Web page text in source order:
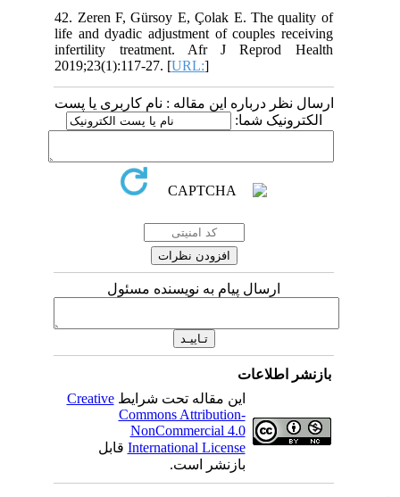
42. Zeren F, Gürsoy E, Çolak E. The quality of
life and dyadic adjustment of couples receiving
infertility treatment. Afr J Reprod Health
2019;23(1):117-27. [URL:
ارسال نظر درباره این مقاله : نام کاربری یا پست
الکترونیک شما:
ارسال پیام به نویسنده مسئول
بازنشر اطلاعات
این مقاله تحت شرایطCreative
Commons Attribution-
NonCommercial 4.0
International Licenseقابل
بازنشر است.